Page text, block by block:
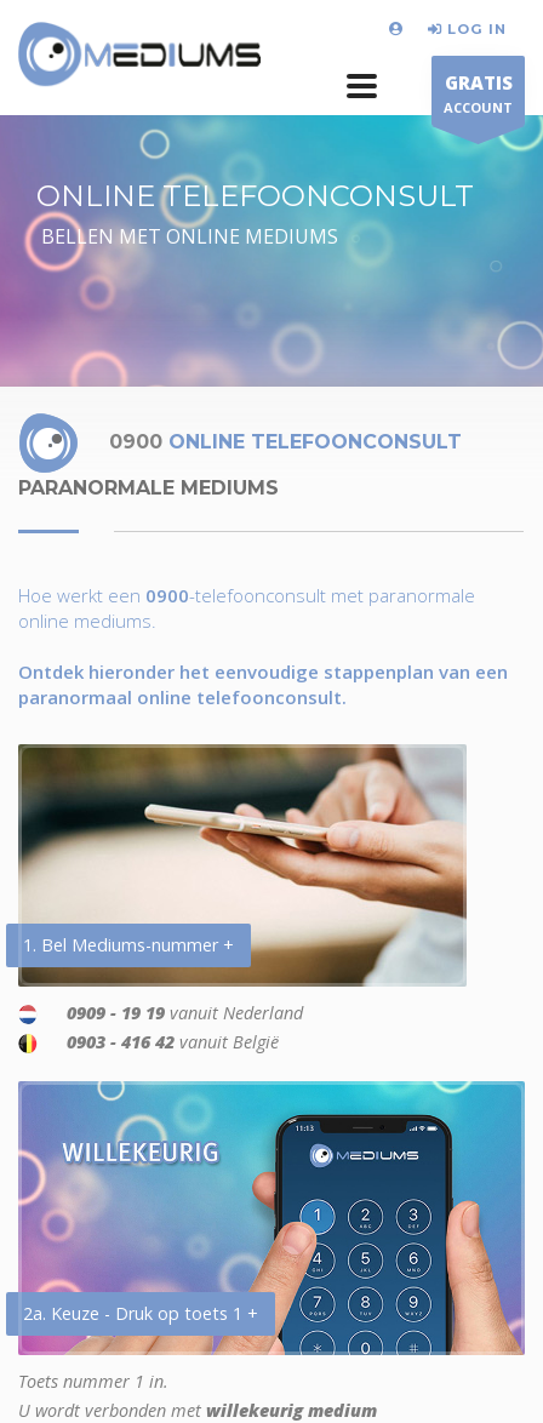
LOG IN
GRATIS
ACCOUNT
ONLINE TELEFOONCONSULT
BELLEN MET ONLINE MEDIUMS
0900 ONLINE TELEFOONCONSULT
PARANORMALE MEDIUMS
Hoe werkt een 0900-telefoonconsult met paranormale
online mediums.
Ontdek hieronder het eenvoudige stappenplan van een
paranormaal online telefoonconsult.
1. Bel Mediums-nummer +
0909 - 19 19 vanuit Nederland
0903 - 416 42 vanuit België
2a. Keuze - Druk op toets 1 +
Toets nummer 1 in.
U wordt verbonden met willekeurig medium